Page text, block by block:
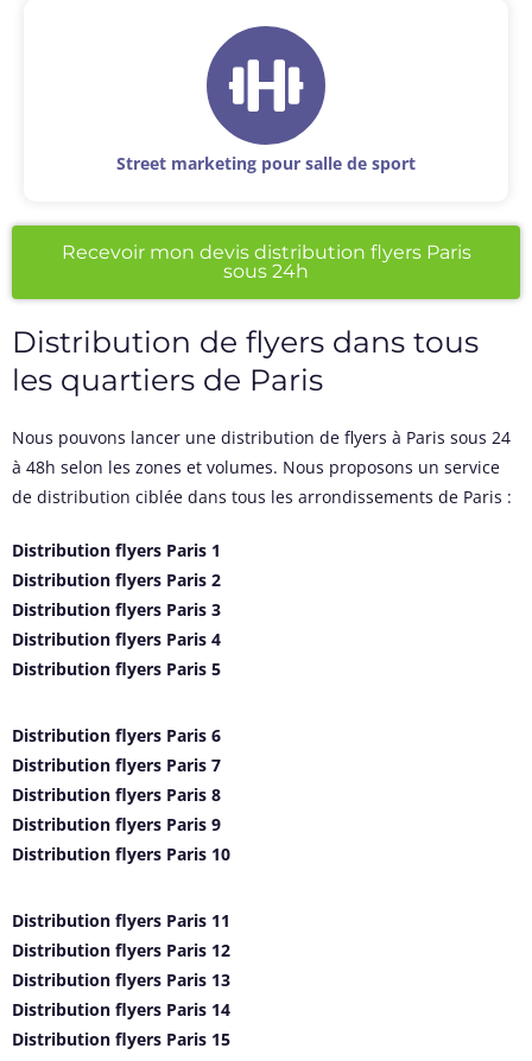
Street marketing pour salle de sport
Recevoir mon devis distribution flyers Paris
sous 24h
Distribution de flyers dans tous
les quartiers de Paris
Nous pouvons lancer une distribution de flyers à Paris sous 24
à 48h selon les zones et volumes. Nous proposons un service
de distribution ciblée dans tous les arrondissements de Paris :
Distribution flyers Paris 1
Distribution flyers Paris 2
Distribution flyers Paris 3
Distribution flyers Paris 4
Distribution flyers Paris 5
Distribution flyers Paris 6
Distribution flyers Paris 7
Distribution flyers Paris 8
Distribution flyers Paris 9
Distribution flyers Paris 10
Distribution flyers Paris 11
Distribution flyers Paris 12
Distribution flyers Paris 13
Distribution flyers Paris 14
Distribution flyers Paris 15